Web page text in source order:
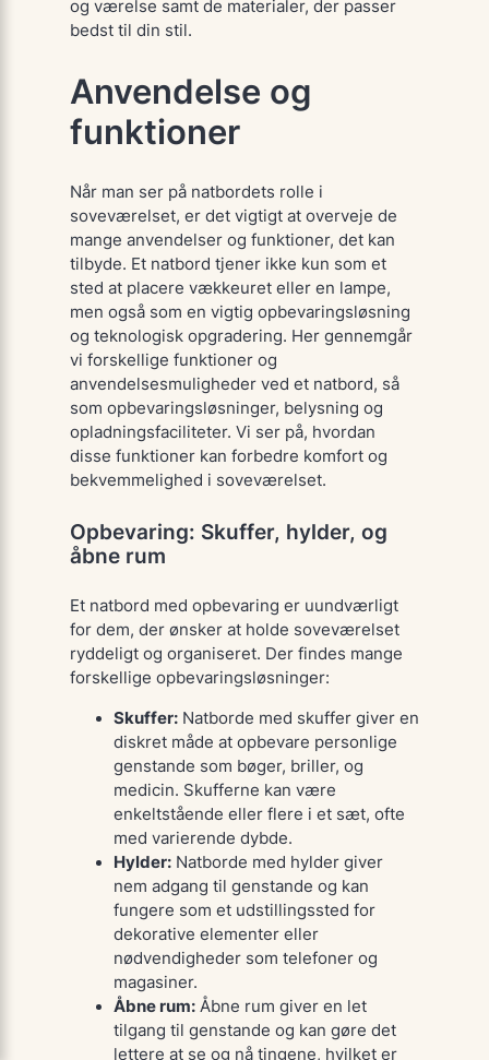
og værelse samt de materialer, der passer
bedst til din stil.
Anvendelse og
funktioner
Når man ser på natbordets rolle i
soveværelset, er det vigtigt at overveje de
mange anvendelser og funktioner, det kan
tilbyde. Et natbord tjener ikke kun som et
sted at placere vækkeuret eller en lampe,
men også som en vigtig opbevaringsløsning
og teknologisk opgradering. Her gennemgår
vi forskellige funktioner og
anvendelsesmuligheder ved et natbord, så
som opbevaringsløsninger, belysning og
opladningsfaciliteter. Vi ser på, hvordan
disse funktioner kan forbedre komfort og
bekvemmelighed i soveværelset.
Opbevaring: Skuffer, hylder, og
åbne rum
Et natbord med opbevaring er uundværligt
for dem, der ønsker at holde soveværelset
ryddeligt og organiseret. Der findes mange
forskellige opbevaringsløsninger:
Skuffer:Natborde med skuffer giver en
diskret måde at opbevare personlige
genstande som bøger, briller, og
medicin. Skufferne kan være
enkeltstående eller flere i et sæt, ofte
med varierende dybde.
Hylder:Natborde med hylder giver
nem adgang til genstande og kan
fungere som et udstillingssted for
dekorative elementer eller
nødvendigheder som telefoner og
magasiner.
Åbne rum:Åbne rum giver en let
tilgang til genstande og kan gøre det
lettere at se og nå tingene, hvilket er